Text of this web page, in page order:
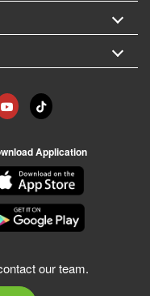
Application
our team.